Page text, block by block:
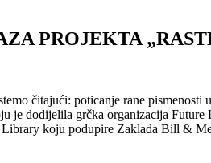
PROJEKTA
čitajući: poticanje rane
je dodijelila grčka organizacija
koju podupire Zaklada Bill &